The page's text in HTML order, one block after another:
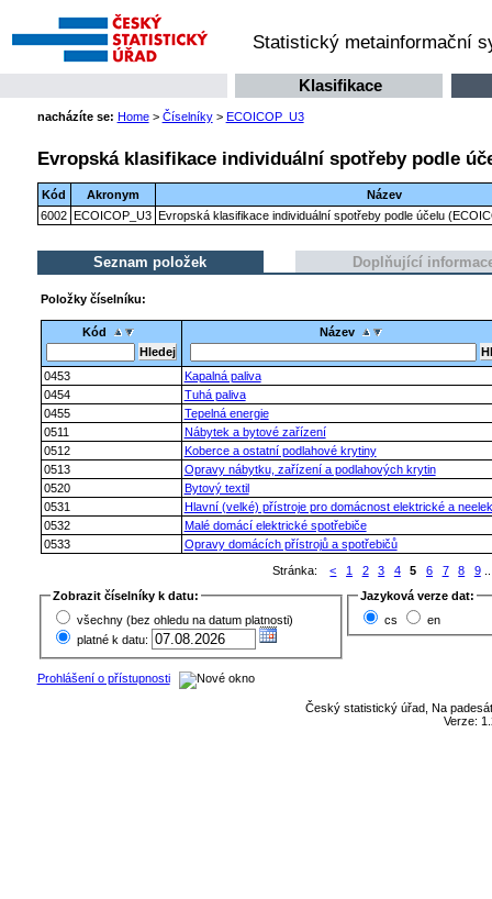
Statistický metainformační
Klasifikace
nacházíte se: Home> Číselníky> ECOICOP_U3
Evropská klasifikace individuální spotřeby podle
Kód Akronym
Název
6002 ECOICOP_U3 Evropská klasifikace individuální spotřeby podle účelu
Seznam položek Doplňující
Položky číselníku:
Kód Název
0453
Kapalná paliva
0454
Tuhá paliva
0455
Tepelná energie
0511
Nábytek a bytové zařízení
0512
Koberce a ostatní podlahové krytiny
0513
Opravy nábytku, zařízení a podlahových krytin
0520
Bytový textil
0531
Hlavní (velké) přístroje pro domácnost elektrické a
0532
Malé domácí elektrické spotřebiče
0533
Opravy domácích přístrojů a spotřebičů
Stránka:
< 1 2 3 4 5 6 7 8 9
Zobrazit číselníky k datu:
všechny (bez ohledu na datum platnosti)
platné k datu:
Jazyková verze dat:
cs
en
Prohlášení o přístupnosti
Český statistický úřad, Na
Verze: